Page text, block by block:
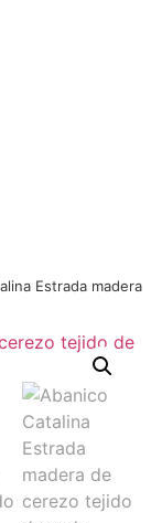
Estrada madera